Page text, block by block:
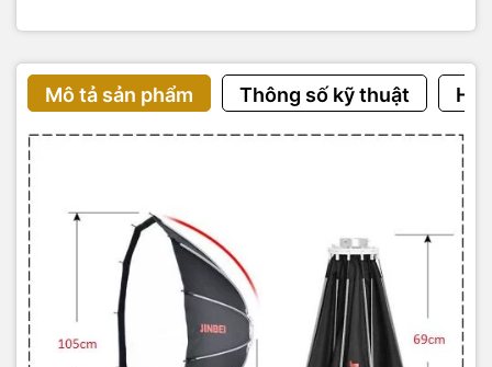
Mô tả sản phẩm Thông số kỹ thuật